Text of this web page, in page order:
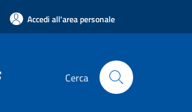
Accedi all'area personale
Cerca